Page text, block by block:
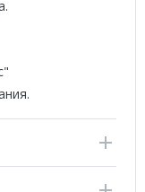
в
систему
запахов.
и отлично